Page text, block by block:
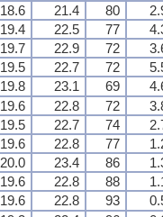
18.6 21.4 80
19.4 22.5 77
19.7 22.9 72
19.5 22.7 72
19.8 23.1 69
19.6 22.8 72
19.5 22.7 74
19.6 22.8 77
20.0 23.4 86
19.6 22.8 88
19.6 22.8 93